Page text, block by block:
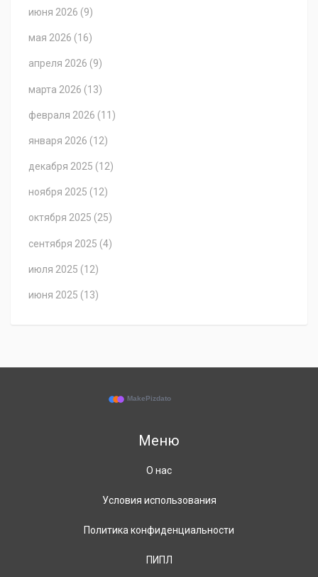
июня 2026 (9)
мая 2026 (16)
апреля 2026 (9)
марта 2026 (13)
февраля 2026 (11)
января 2026 (12)
декабря 2025 (12)
ноября 2025 (12)
октября 2025 (25)
сентября 2025 (4)
июля 2025 (12)
июня 2025 (13)
Меню
О нас
Условия использования
Политика конфиденциальности
ПИПЛ